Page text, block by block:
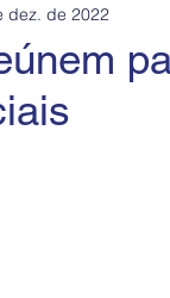
dez. de 2022